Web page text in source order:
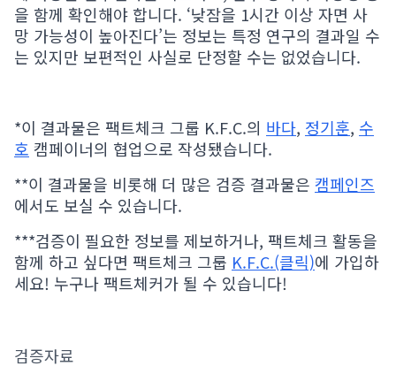
을 함께 확인해야 합니다. ‘낮잠을 1시간 이상 자면 사
망 가능성이 높아진다’는 정보는 특정 연구의 결과일 수
는 있지만 보편적인 사실로 단정할 수는 없었습니다.
*이 결과물은 팩트체크 그룹 K.F.C.의 바다, 정기훈, 수
호 캠페이너의 협업으로 작성됐습니다.
**이 결과물을 비롯해 더 많은 검증 결과물은 캠페인즈
에서도 보실 수 있습니다.
***검증이 필요한 정보를 제보하거나, 팩트체크 활동을
함께 하고 싶다면 팩트체크 그룹 K.F.C.(클릭)에 가입하
세요! 누구나 팩트체커가 될 수 있습니다!
검증자료